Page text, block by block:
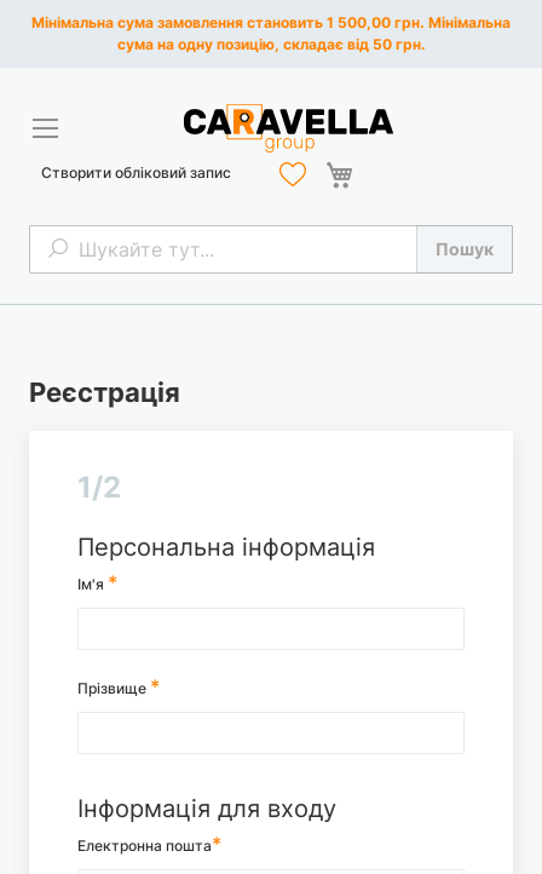
Мінімальна сума замовлення становить 1 500,00 грн. Мінімальна
сума на одну позицію, складає від 50 грн.
Пошук Пошук
Створити обліковий запис
Реєстрація
1/2
Персональна інформація
Ім'я
Прізвище
Інформація для входу
Електронна пошта